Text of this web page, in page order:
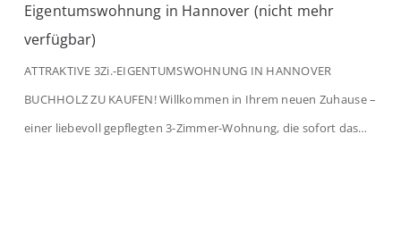
Eigentumswohnung in Hannover (nicht mehr
verfügbar)
ATTRAKTIVE 3Zi.-EIGENTUMSWOHNUNG IN HANNOVER
BUCHHOLZ ZU KAUFEN! Willkommen in Ihrem neuen Zuhause –
einer liebevoll gepflegten 3-Zimmer-Wohnung, die sofort das